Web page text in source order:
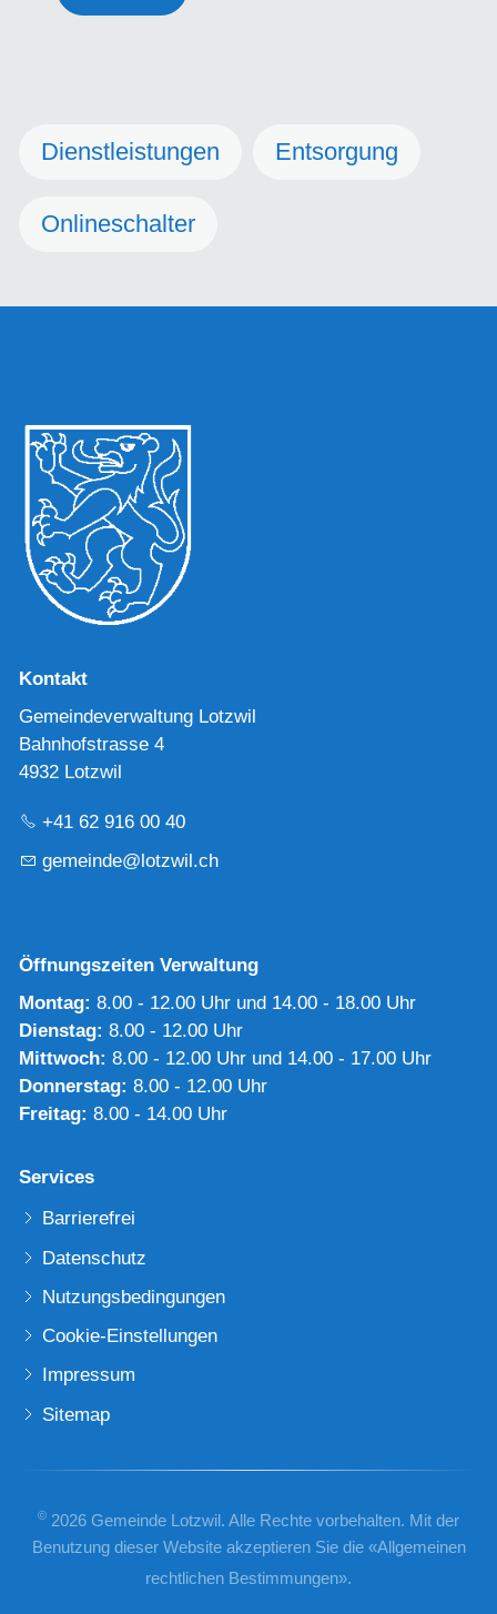
Dienstleistungen Entsorgung
Onlineschalter
Kontakt
Gemeindeverwaltung Lotzwil
Bahnhofstrasse 4
4932 Lotzwil
+41 62 916 00 40
g m nd l tzw l ch
Öffnungszeiten Verwaltung
Montag: 8.00 - 12.00 Uhr und 14.00 - 18.00 Uhr
Dienstag: 8.00 - 12.00 Uhr
Mittwoch: 8.00 - 12.00 Uhr und 14.00 - 17.00 Uhr
Donnerstag: 8.00 - 12.00 Uhr
Freitag: 8.00 - 14.00 Uhr
Services
Barrierefrei
Datenschutz
Nutzungsbedingungen
Cookie-Einstellungen
Impressum
Sitemap
© 2026 Gemeinde Lotzwil. Alle Rechte vorbehalten. Mit der
Benutzung dieser Website akzeptieren Sie die «Allgemeinen
rechtlichen Bestimmungen».